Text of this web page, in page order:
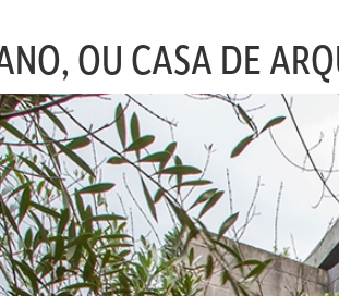
OU CASA DE